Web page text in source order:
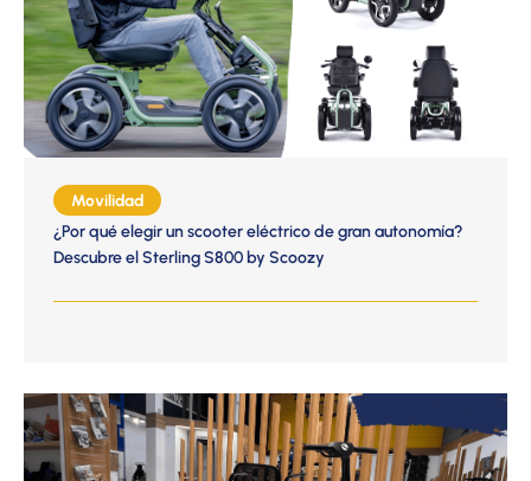
Movilidad
¿Por qué elegir un scooter eléctrico de gran autonomía?
Descubre el Sterling S800 by Scoozy